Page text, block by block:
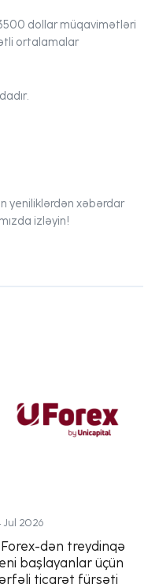
dollar müqavimətləri
ortalamalar
yeniliklərdən xəbərdar
izləyin!
Jul 2026
dən treydinqə
başlayanlar üçün
ticarət fürsəti